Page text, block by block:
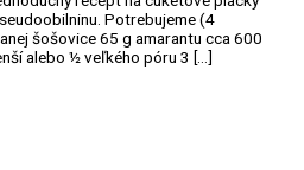
Potrebujeme (4
šošovice 65 g amarantu cca 600
alebo ½ veľkého póru 3 […]